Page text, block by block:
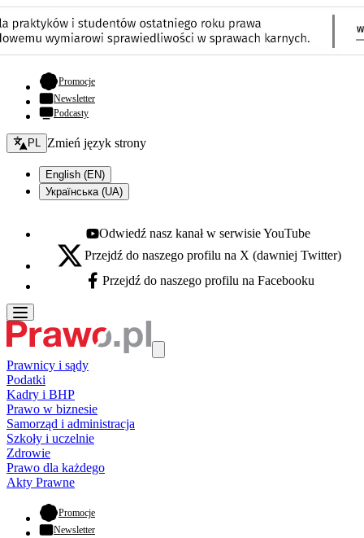
Promocje- otwiera się w nowej karcie
Newsletter
Podcasty
Zmień język - bieżący:
PL Zmień język strony
English (EN)
Українська (UA)
Youtube - otwiera się w nowej karcie
Odwiedź nasz kanał w serwisie YouTube
X - otwiera się w nowej karcie
Przejdź do naszego profilu na X (dawniej Twitter)
Facebook - otwiera się w nowej karcie
Przejdź do naszego profilu na Facebooku
Prawnicy i sądy
Podatki
Kadry i BHP
Prawo w biznesie
Samorząd i administracja
Szkoły i uczelnie
Zdrowie
Prawo dla każdego
Akty Prawne
Promocje- otwiera się w nowej karcie
Newsletter